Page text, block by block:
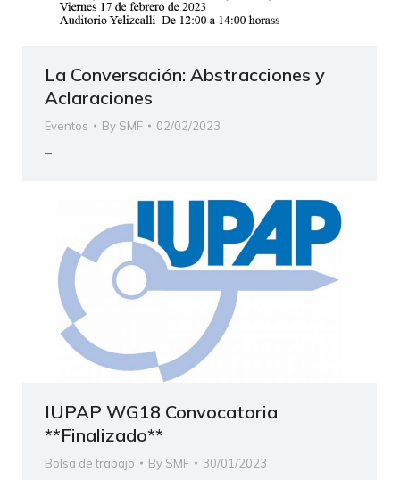
La Conversación: Abstracciones y
Aclaraciones
Eventos By SMF 02/02/2023
–
IUPAP WG18 Convocatoria
**Finalizado**
Bolsa de trabajo By SMF 30/01/2023